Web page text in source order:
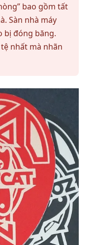
bao gồm tất
Sàn nhà máy
bị đóng băng.
nhất mà nhãn